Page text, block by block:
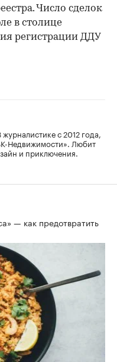
Число сделок
в столице
регистрации ДДУ
с 2012 года,
Недвижимости». Любит
и приключения.
— как предотвратить